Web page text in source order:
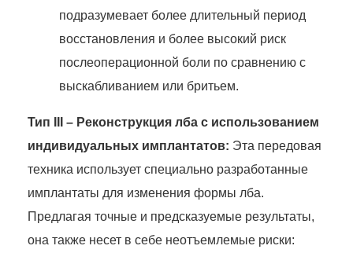
подразумевает более длительный период
восстановления и более высокий риск
послеоперационной боли по сравнению с
выскабливанием или бритьем.
Тип III – Реконструкция лба с использованием
индивидуальных имплантатов: Эта передовая
техника использует специально разработанные
имплантаты для изменения формы лба.
Предлагая точные и предсказуемые результаты,
она также несет в себе неотъемлемые риски: